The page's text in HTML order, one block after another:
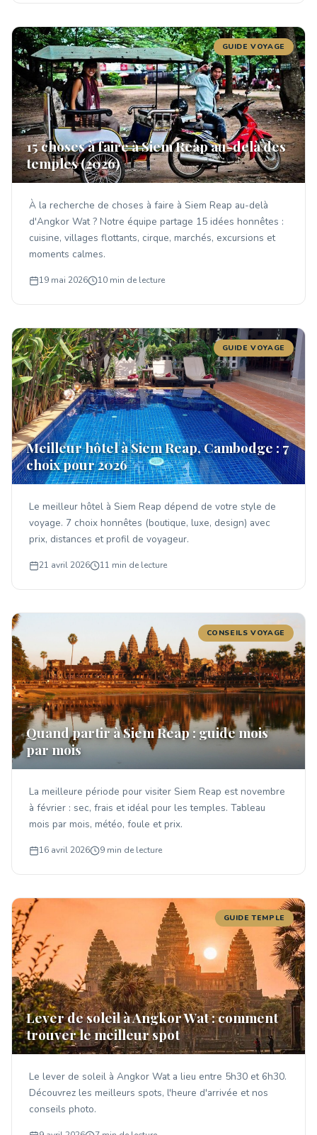
GUIDE VOYAGE
15 choses à faire à Siem Reap au-delà des
temples (2026)
À la recherche de choses à faire à Siem Reap au-delà
d'Angkor Wat ? Notre équipe partage 15 idées honnêtes :
cuisine, villages flottants, cirque, marchés, excursions et
moments calmes.
19 mai 2026 10 min de lecture
GUIDE VOYAGE
Meilleur hôtel à Siem Reap, Cambodge : 7
choix pour 2026
Le meilleur hôtel à Siem Reap dépend de votre style de
voyage. 7 choix honnêtes (boutique, luxe, design) avec
prix, distances et profil de voyageur.
21 avril 2026 11 min de lecture
CONSEILS VOYAGE
Quand partir à Siem Reap : guide mois
par mois
La meilleure période pour visiter Siem Reap est novembre
à février : sec, frais et idéal pour les temples. Tableau
mois par mois, météo, foule et prix.
16 avril 2026 9 min de lecture
GUIDE TEMPLE
Lever de soleil à Angkor Wat : comment
trouver le meilleur spot
Le lever de soleil à Angkor Wat a lieu entre 5h30 et 6h30.
Découvrez les meilleurs spots, l'heure d'arrivée et nos
conseils photo.